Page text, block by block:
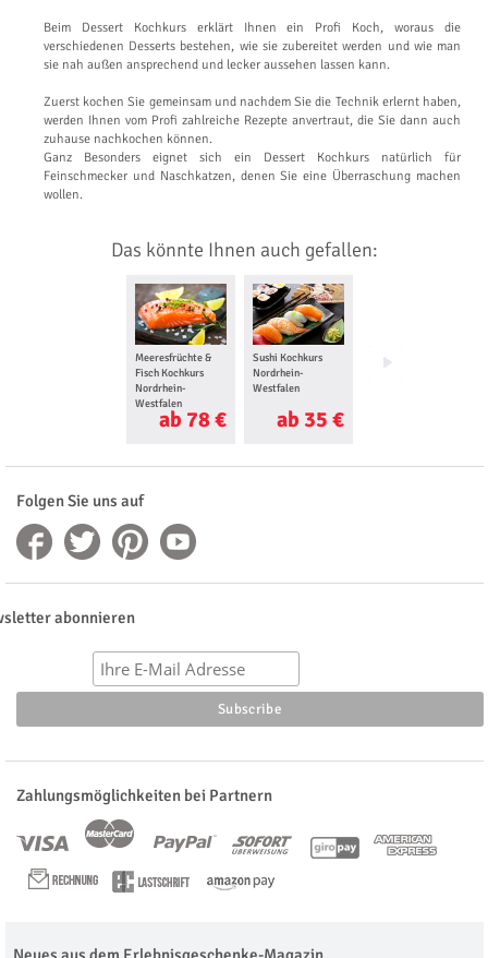
Beim Dessert Kochkurs erklärt Ihnen ein Profi Koch, woraus die
verschiedenen Desserts bestehen, wie sie zubereitet werden und wie man
sie nah außen ansprechend und lecker aussehen lassen kann.
Zuerst kochen Sie gemeinsam und nachdem Sie die Technik erlernt haben,
werden Ihnen vom Profi zahlreiche Rezepte anvertraut, die Sie dann auch
zuhause nachkochen können.
Ganz Besonders eignet sich ein Dessert Kochkurs natürlich für
Feinschmecker und Naschkatzen, denen Sie eine Überraschung machen
wollen.
Das könnte Ihnen auch gefallen:
Meeresfrüchte &
Fisch Kochkurs
Nordrhein-
Westfalen
ab 78 €
Sushi Kochkurs
Nordrhein-
Westfalen
ab 35 €
Schokoladen
Folgen Sie uns auf
abonnieren
Zahlungsmöglichkeiten bei Partnern